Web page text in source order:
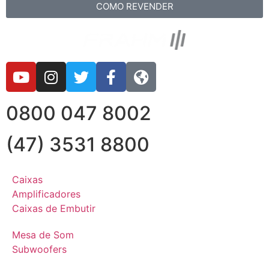
COMO REVENDER
0800 047 8002
(47) 3531 8800
Caixas
Amplificadores
Caixas de Embutir
Mesa de Som
Subwoofers